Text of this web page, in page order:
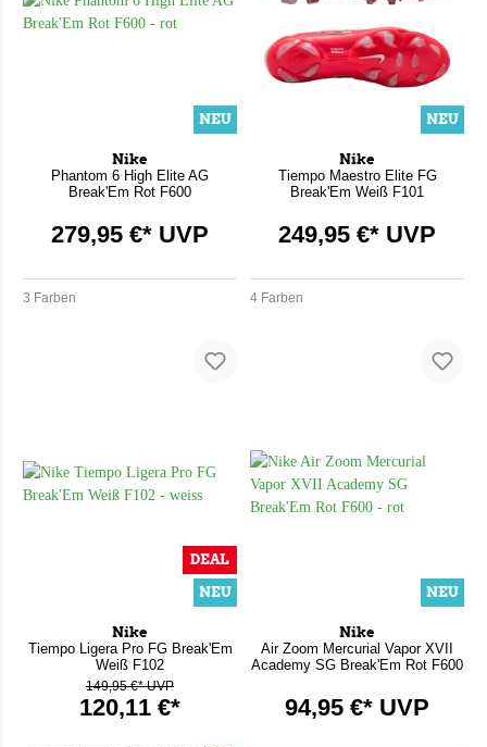
NEU
Nike
Phantom 6 High Elite AG
Break'Em Rot F600
279,95 €* UVP
3 Farben
NEU
Nike
Tiempo Maestro Elite FG
Break'Em Weiß F101
249,95 €* UVP
4 Farben
NEU
DEAL
Nike
Tiempo Ligera Pro FG Break'Em
Weiß F102
120,11 €*
149,95 €* UVP
NEU
Nike
Air Zoom Mercurial Vapor XVII
Academy SG Break'Em Rot F600
94,95 €* UVP